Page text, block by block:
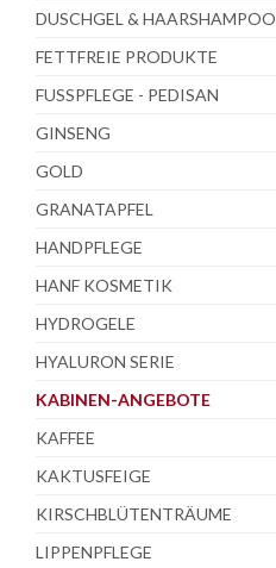
DUSCHGEL & HAARSHAMPOO
FETTFREIE PRODUKTE
FUSSPFLEGE - PEDISAN
GINSENG
GOLD
GRANATAPFEL
HANDPFLEGE
HANF KOSMETIK
HYDROGELE
HYALURON SERIE
KABINEN-ANGEBOTE
KAFFEE
KAKTUSFEIGE
KIRSCHBLÜTENTRÄUME
LIPPENPFLEGE